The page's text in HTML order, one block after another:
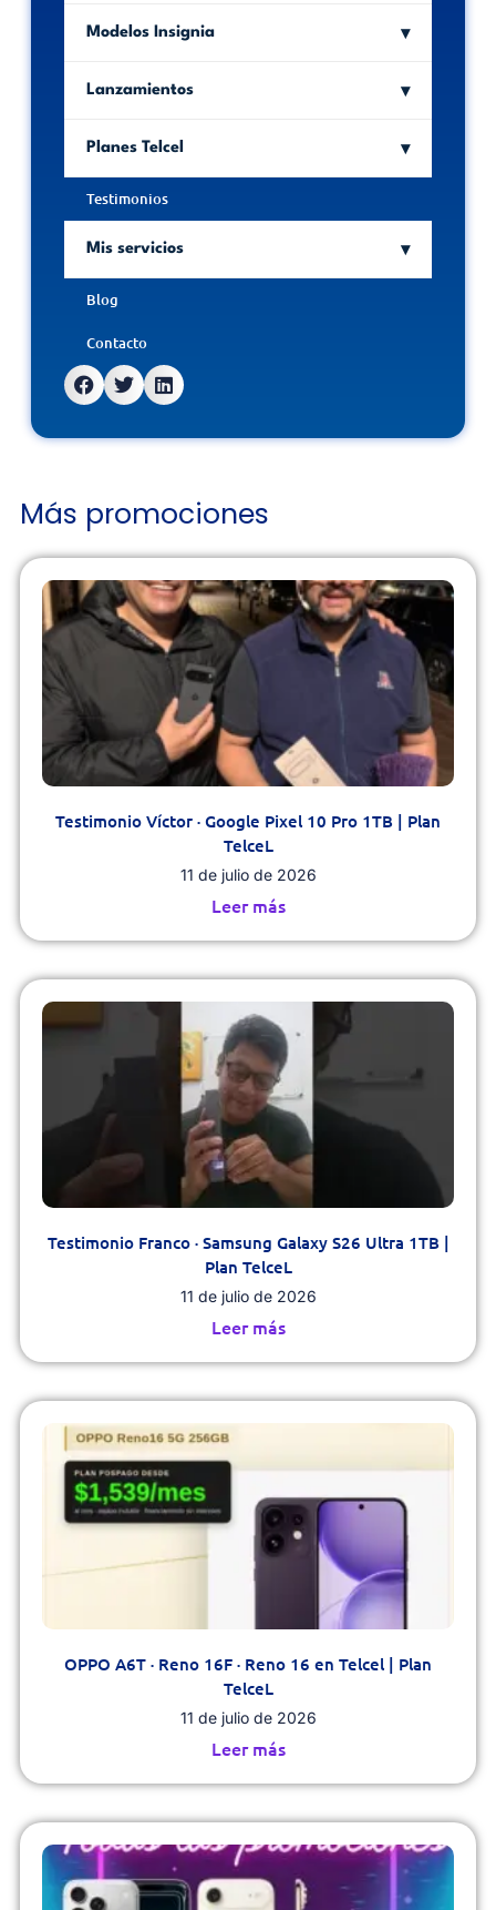
Modelos Insignia
Lanzamientos
Planes Telcel
Testimonios
Mis servicios
Blog
Contacto
Más promociones
Testimonio Víctor · Google Pixel 10 Pro 1TB | Plan
TelceL
11 de julio de 2026
Leer más
Testimonio Franco · Samsung Galaxy S26 Ultra 1TB |
Plan TelceL
11 de julio de 2026
Leer más
OPPO A6T · Reno 16F · Reno 16 en Telcel | Plan
TelceL
11 de julio de 2026
Leer más